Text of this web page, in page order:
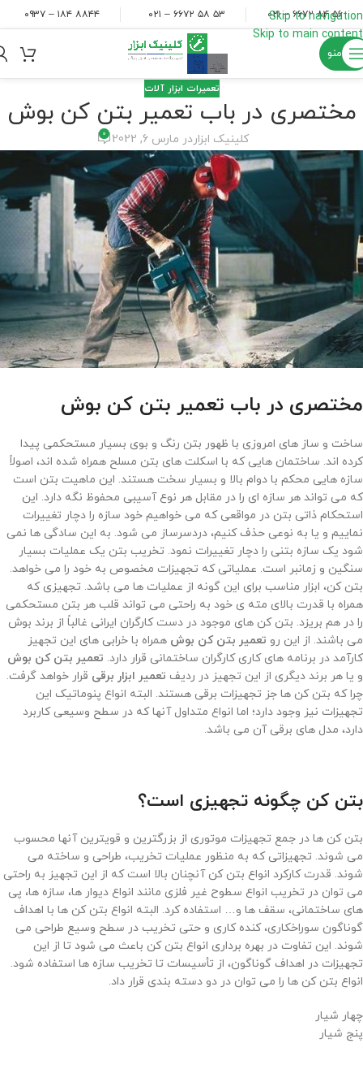
Skip to navigation
Skip to main content
۵۶ ۸۴ ۶۶۷۲ – ۰۲۱ ۵۳ ۵۸ ۶۶۷۲ – ۰۲۱ ۸۸۴۴ ۱۸۴ – ۰۹۳۷
منو
تعمیرات ابزار آلات
مختصری در باب تعمیر بتن کن بوش
کلینیک ابزاردر مارس 6, 2022 0
مختصری در باب تعمیر بتن کن بوش
ساخت و ساز های امروزی با ظهور بتن رنگ و بوی بسیار مستحکمی پیدا
کرده ‌اند. ساختمان هایی که با اسکلت های بتن مسلح همراه شده ‌اند، اصولاً
سازه هایی محکم با دوام بالا و بسیار سخت هستند. این ماهیت بتن است
که می ‌تواند هر سازه ای را در مقابل هر نوع آسیبی محفوظ نگه دارد. این
استحکام ذاتی بتن در مواقعی که می‌ خواهیم خود سازه را دچار تغییرات
نماییم و یا به نوعی حذف کنیم، دردسرساز می ‌شود. به این سادگی ها نمی
شود یک سازه بتنی را دچار تغییرات نمود. تخریب بتن یک عملیات بسیار
سنگین و زمانبر است. عملیاتی که تجهیزات مخصوص به خود را می ‌خواهد.
بتن کن، ابزار مناسب برای این گونه از عملیات ها می باشد. تجهیزی که
همراه با قدرت بالای مته ی خود به راحتی می تواند قلب هر بتن مستحکمی
را در هم بریزد. بتن کن های موجود در دست کارگران ایرانی غالباً از برند بوش
می باشند. از این رو تعمیر بتن کن بوش همراه با خرابی های این تجهیز
کارآمد در برنامه های کاری کارگران ساختمانی قرار دارد. تعمیر بتن کن بوش
و یا هر برند دیگری از این تجهیز در ردیف تعمیر ابزار برقی قرار خواهد گرفت.
چرا که بتن کن ها جز تجهیزات برقی هستند. البته انواع پنوماتیک این
تجهیزات نیز وجود دارد؛ اما انواع متداول آنها که در سطح وسیعی کاربرد
دارد، مدل های برقی آن می ‌باشد.
بتن کن چگونه تجهیزی است؟
بتن کن ها در جمع تجهیزات موتوری از بزرگترین و قویترین آنها محسوب
می شوند. تجهیزاتی که به منظور عملیات تخریب، طراحی و ساخته می
شوند. قدرت کارکرد انواع بتن کن آنچنان بالا است که از این تجهیز به راحتی
می ‌توان در تخریب انواع سطوح غیر فلزی مانند انواع دیوار ها، سازه ها، پی
های ساختمانی، سقف ها و… استفاده کرد. البته انواع بتن کن ها با اهداف
گوناگون سوراخکاری، کنده کاری و حتی تخریب در سطح وسیع طراحی می
شوند. این تفاوت در بهره ‌برداری انواع بتن کن باعث می ‌شود تا از این
تجهیزات در اهداف گوناگون، از تأسیسات تا تخریب سازه ها استفاده شود.
انواع بتن کن ها را می توان در دو دسته بندی قرار داد.
چهار شیار
پنج شیار